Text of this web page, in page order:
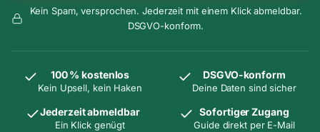
Kein Spam, versprochen. Jederzeit mit einem Klick abmeldbar.
DSGVO-konform.
100 % kostenlos
Kein Upsell, kein Haken
DSGVO-konform
Deine Daten sind sicher
Jederzeit abmeldbar
Ein Klick genügt
Sofortiger Zugang
Guide direkt per E-Mail